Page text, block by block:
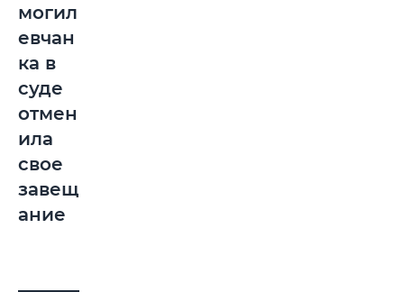
могил
евчан
ка в
суде
отмен
ила
свое
завещ
ание